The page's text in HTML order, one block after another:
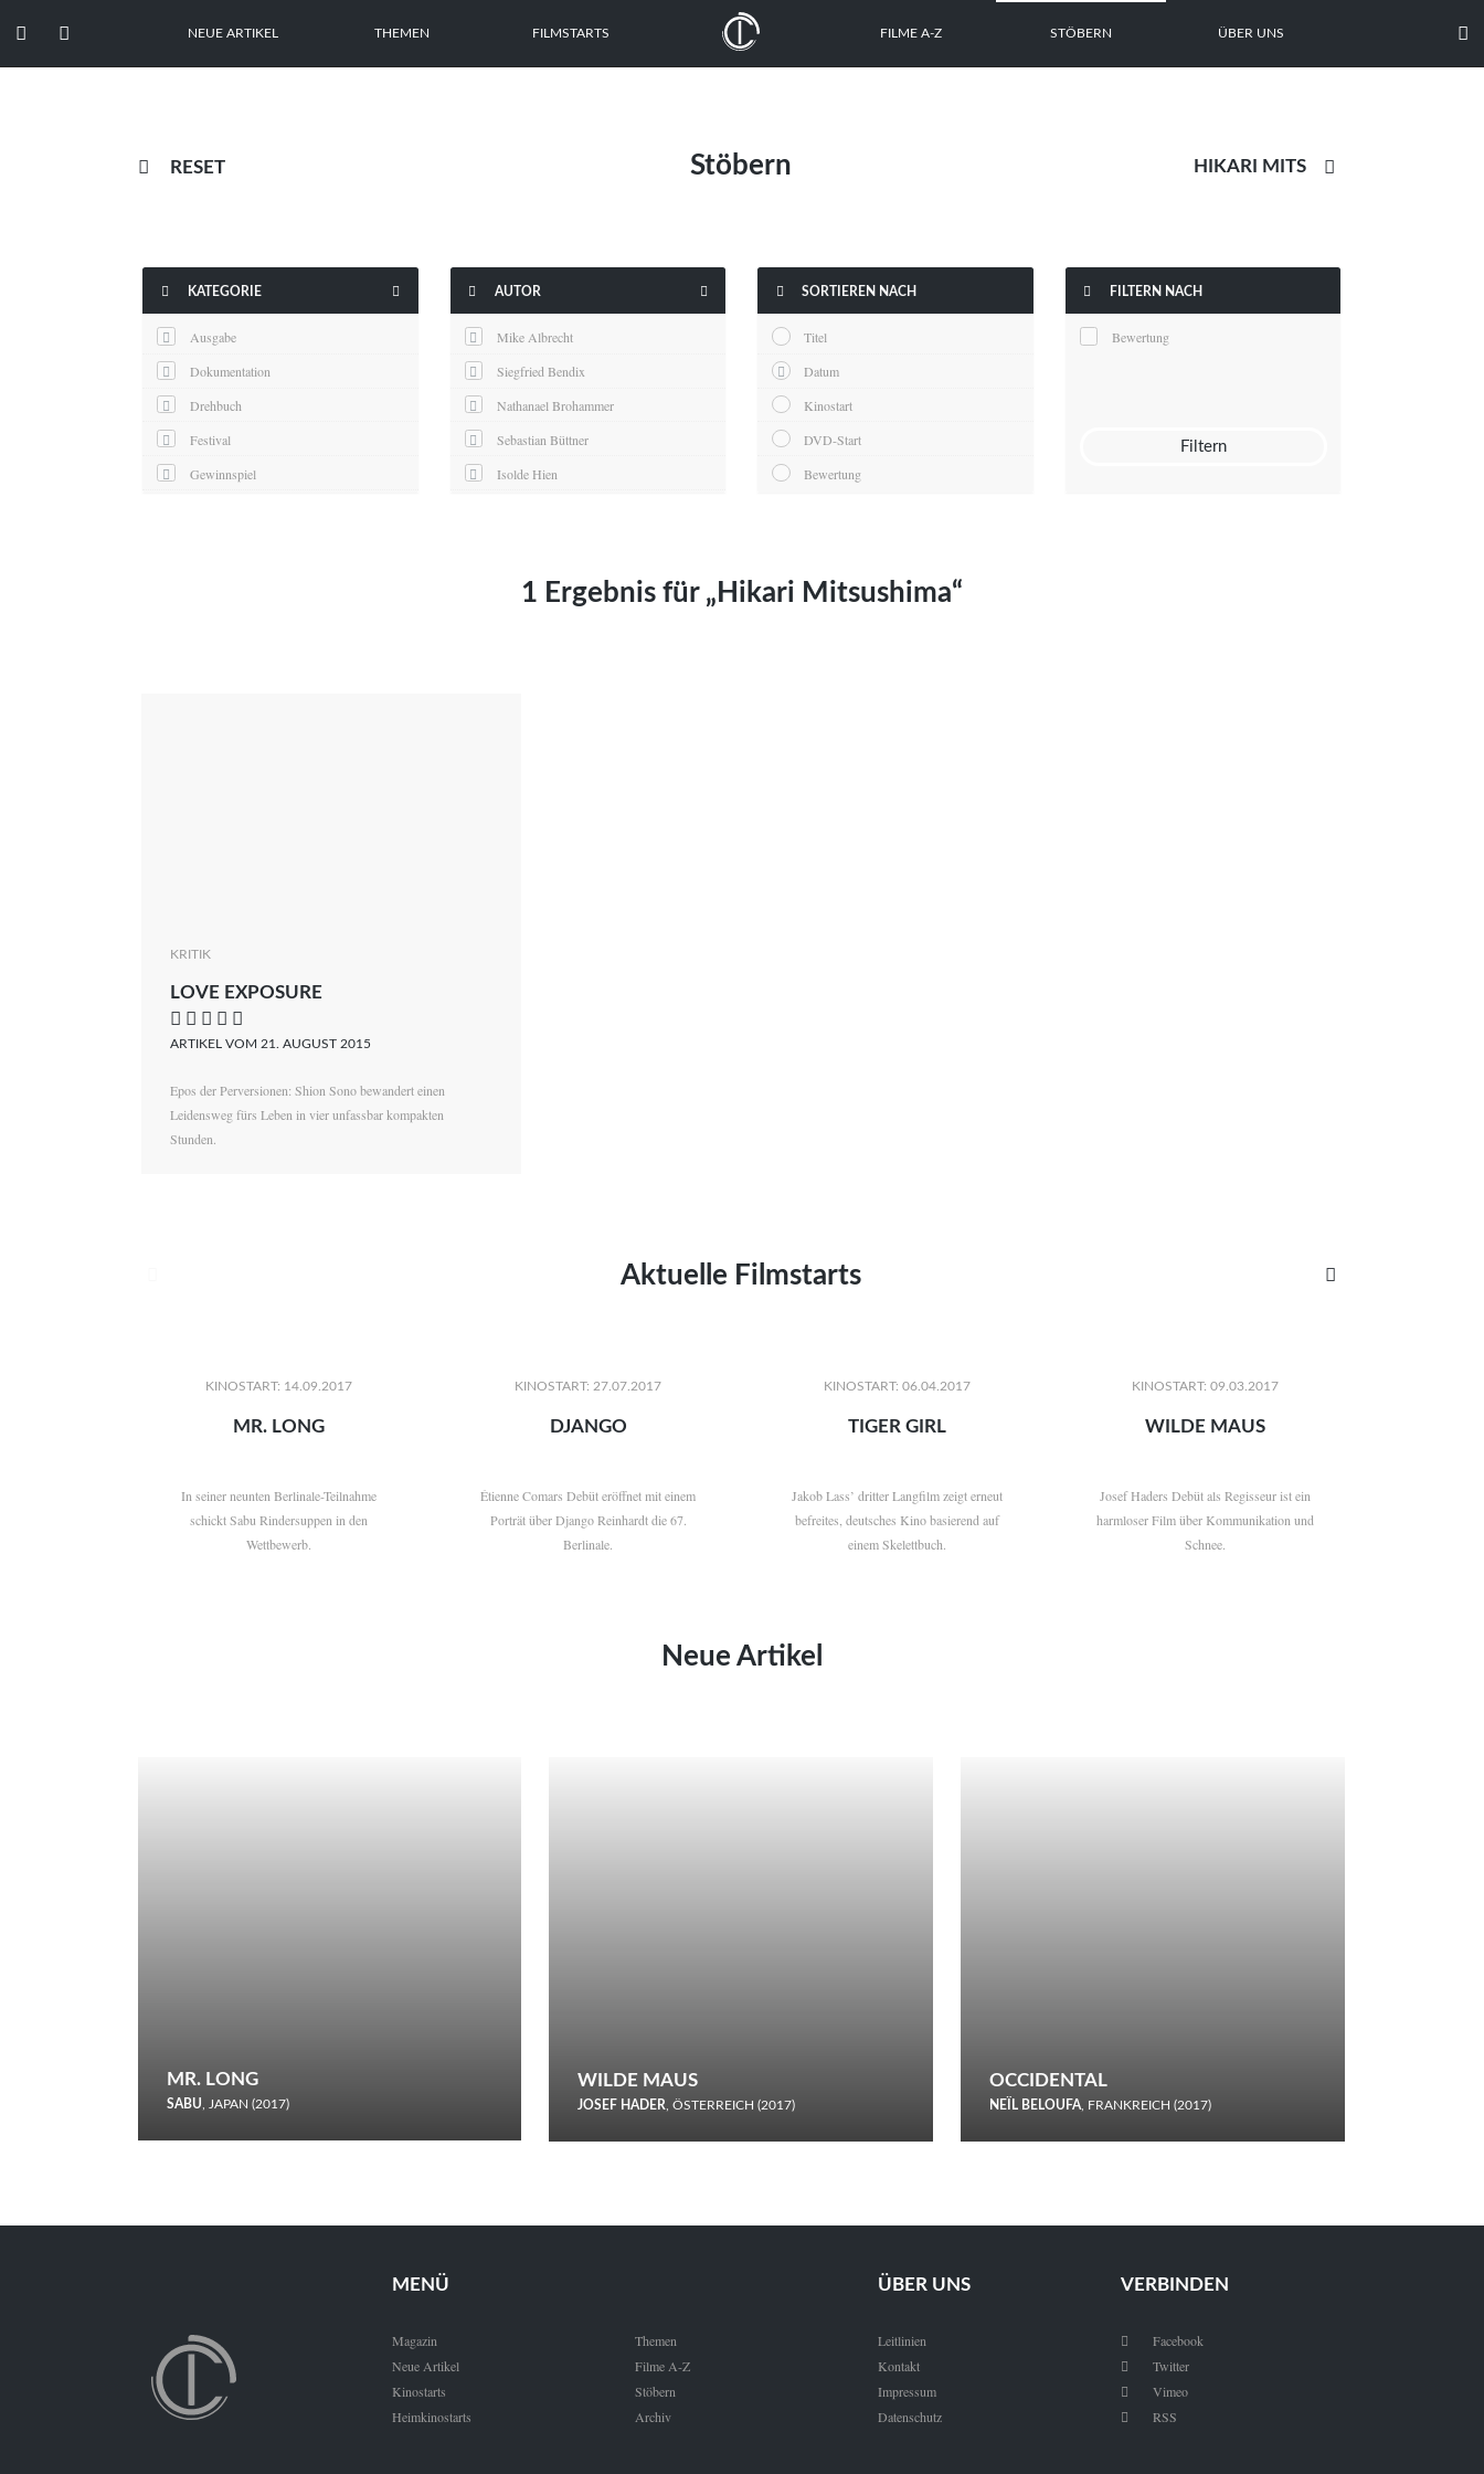
  NEUE ARTIKEL THEMEN FILMSTARTS FILME A-Z STÖBERN ÜBER UNS 
 RESET Stöbern 
 KATEGORIE 
Ausgabe
Dokumentation
Drehbuch
Festival
Gewinnspiel
 AUTOR 
Mike Albrecht
Siegfried Bendix
Nathanael Brohammer
Sebastian Büttner
Isolde Hien
Maximilian Kosing
 SORTIEREN NACH
Titel
Datum
Kinostart
DVD-Start
Bewertung
 FILTERN NACH
Bewertung
Filtern
1 Ergebnis für „Hikari Mitsushima“
KRITIK
LOVE EXPOSURE
    
ARTIKEL VOM 21. AUGUST 2015
Epos der Perversionen: Shion Sono bewandert einen
Leidensweg fürs Leben in vier unfassbar kompakten
Stunden.
Aktuelle Filmstarts 
KINOSTART: 14.09.2017
MR. LONG
In seiner neunten Berlinale-Teilnahme
schickt Sabu Rindersuppen in den
Wettbewerb.
KINOSTART: 27.07.2017
DJANGO
Étienne Comars Debüt eröffnet mit einem
Porträt über Django Reinhardt die 67.
Berlinale.
KINOSTART: 06.04.2017
TIGER GIRL
Jakob Lass’ dritter Langfilm zeigt erneut
befreites, deutsches Kino basierend auf
einem Skelettbuch.
KINOSTART: 09.03.2017
WILDE MAUS
Josef Haders Debüt als Regisseur ist ein
harmloser Film über Kommunikation und
Schnee.
Neue Artikel
MR. LONG
SABU, JAPAN (2017)
den Wettbewerb.
WILDE MAUS
JOSEF HADER, ÖSTERREICH (2017)
Schnee.
OCCIDENTAL
NEÏL BELOUFA, FRANKREICH (2017)
MENÜ
Magazin
Neue Artikel
Kinostarts
Heimkinostarts
Themen
Filme A-Z
Stöbern
Archiv
ÜBER UNS
Leitlinien
Kontakt
Impressum
Datenschutz
VERBINDEN
 Facebook
 Twitter
 Vimeo
 RSS